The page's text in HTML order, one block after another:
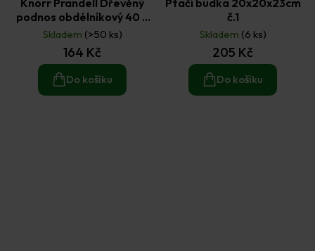
podnos obdélníkový 40 ×
30 × 4 cm
Skladem (>50 ks)
164 Kč
Do košíku
č.1
Skladem (6 ks)
205 Kč
Do košíku